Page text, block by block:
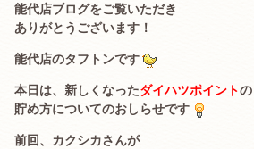
能代店ブログをご覧いただき
ありがとうございます！
能代店のタフトンです
本日は、新しくなったダイハツポイントの
貯め方についてのおしらせです
前回、カクシカさんが